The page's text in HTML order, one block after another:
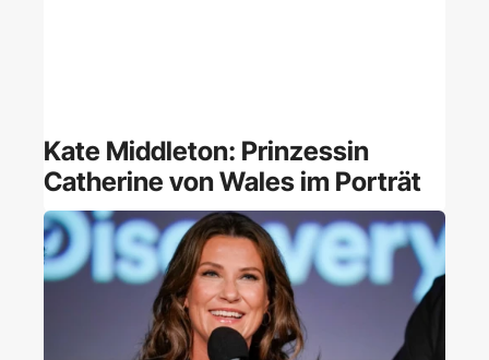
Kate Middleton: Prinzessin
Catherine von Wales im Porträt